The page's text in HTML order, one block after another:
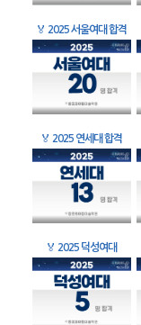
🏅 2025 서울여대 합격
🏅 2025 연세대 합격
🏅 2025 덕성여대